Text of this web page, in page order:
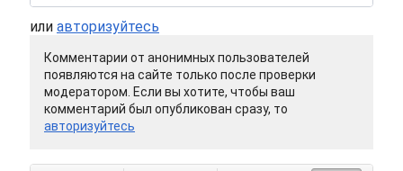
или авторизуйтесь
Комментарии от анонимных пользователей
появляются на сайте только после проверки
модератором. Если вы хотите, чтобы ваш
комментарий был опубликован сразу, то
авторизуйтесь